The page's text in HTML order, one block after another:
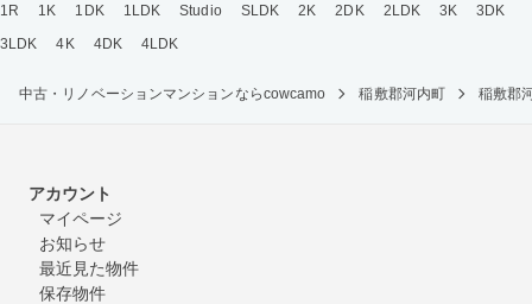
1R 1K 1DK 1LDK Studio SLDK 2K 2DK 2LDK 3K
3DK
3LDK
4K 4DK 4LDK
中古・リノベーションマンションならcowcamo 稲敷郡河内町 稲敷郡
アカウント
マイページ
お知らせ
最近見た物件
保存物件